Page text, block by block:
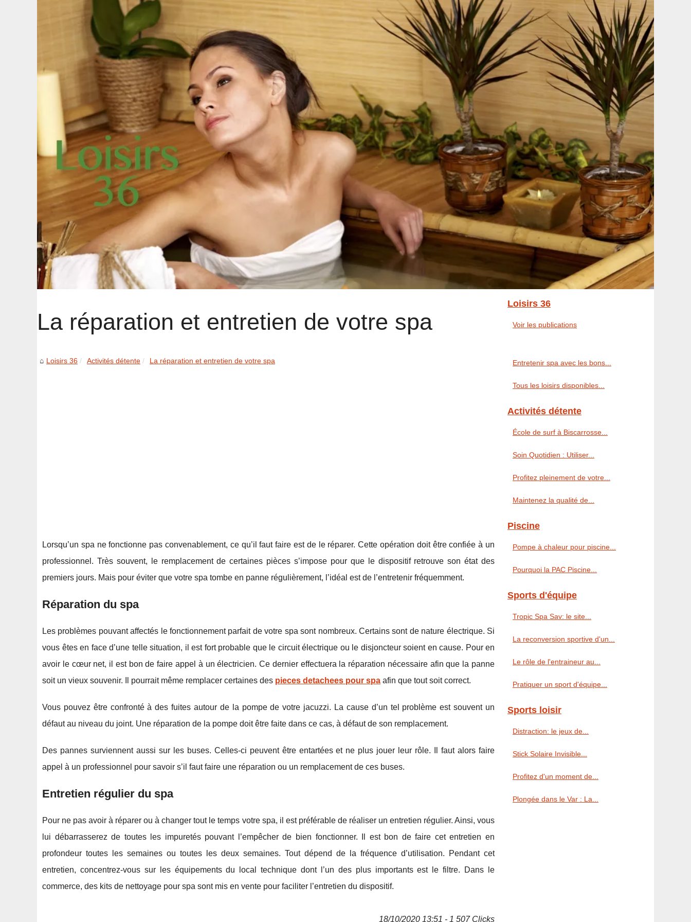
La réparation et entretien de votre spa
Loisirs 36 Activités détente La réparation et entretien de votre spa
Lorsqu’un spa ne fonctionne pas convenablement, ce qu’il faut faire est de le réparer. Cette opération doit être confiée à un
professionnel. Très souvent, le remplacement de certaines pièces s’impose pour que le dispositif retrouve son état des
premiers jours. Mais pour éviter que votre spa tombe en panne régulièrement, l’idéal est de l’entretenir fréquemment.
Réparation du spa
Les problèmes pouvant affectés le fonctionnement parfait de votre spa sont nombreux. Certains sont de nature électrique. Si
vous êtes en face d’une telle situation, il est fort probable que le circuit électrique ou le disjoncteur soient en cause. Pour en
avoir le cœur net, il est bon de faire appel à un électricien. Ce dernier effectuera la réparation nécessaire afin que la panne
soit un vieux souvenir. Il pourrait même remplacer certaines des pieces detachees pour spa afin que tout soit correct.
Vous pouvez être confronté à des fuites autour de la pompe de votre jacuzzi. La cause d’un tel problème est souvent un
défaut au niveau du joint. Une réparation de la pompe doit être faite dans ce cas, à défaut de son remplacement.
Des pannes surviennent aussi sur les buses. Celles-ci peuvent être entartées et ne plus jouer leur rôle. Il faut alors faire
appel à un professionnel pour savoir s’il faut faire une réparation ou un remplacement de ces buses.
Entretien régulier du spa
Pour ne pas avoir à réparer ou à changer tout le temps votre spa, il est préférable de réaliser un entretien régulier. Ainsi, vous
lui débarrasserez de toutes les impuretés pouvant l’empêcher de bien fonctionner. Il est bon de faire cet entretien en
profondeur toutes les semaines ou toutes les deux semaines. Tout dépend de la fréquence d’utilisation. Pendant cet
entretien, concentrez-vous sur les équipements du local technique dont l’un des plus importants est le filtre. Dans le
commerce, des kits de nettoyage pour spa sont mis en vente pour faciliter l’entretien du dispositif.
18/10/2020 13:51 - 1 507 Clicks
Loisirs 36
Voir les publications
Entretenir spa avec les bons...
Tous les loisirs disponibles...
Activités détente
École de surf à Biscarrosse...
Soin Quotidien : Utiliser...
Profitez pleinement de votre...
Maintenez la qualité de...
Piscine
Pompe à chaleur pour piscine...
Pourquoi la PAC Piscine...
Sports d'équipe
Tropic Spa Sav: le site...
La reconversion sportive d'un...
Le rôle de l'entraineur au...
Pratiquer un sport d'équipe...
Sports loisir
Distraction: le jeux de...
Stick Solaire Invisible...
Profitez d'un moment de...
Plongée dans le Var : La...